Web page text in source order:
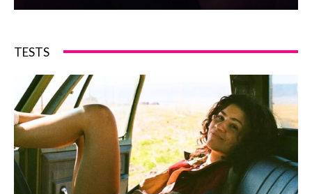
TESTS